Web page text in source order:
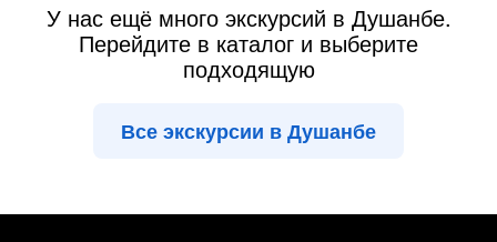
У нас ещё много экскурсий в Душанбе.
Перейдите в каталог и выберите
подходящую
Все экскурсии в Душанбе